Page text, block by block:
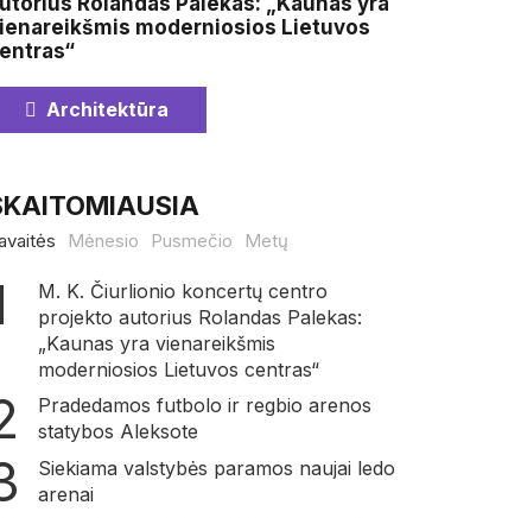
moderniosios Lietuvos
Architektūra
Mėnesio Pusmečio Metų
M. K. Čiurlionio koncertų centro
projekto autorius Rolandas Palekas:
„Kaunas yra vienareikšmis
moderniosios Lietuvos centras“
Pradedamos futbolo ir regbio arenos
statybos Aleksote
Siekiama valstybės paramos naujai ledo
arenai